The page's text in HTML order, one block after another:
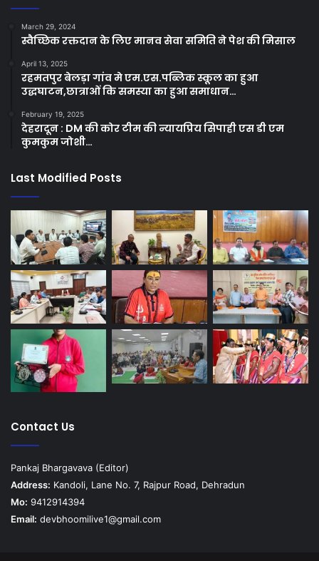
March 29, 2024
स्वैच्छिक रक्तदान के लिए मानव सेवा समिति ने पेश की मिसाल
April 13, 2025
रहमतपुर बेलड़ा गांव मे एम.एस.पब्लिक स्कूल का हुआ
उद्धघाटन,छात्राओं कि समस्या का हुआ समाधान…
February 19, 2025
देहरादून : DM की कोर टीम की न्यायप्रिय सिपाही एस डी एम
कुमकुम जोशी…
Last Modified Posts
Contact Us
Pankaj Bhargavava (Editor)
Address: Kandoli, Lane No. 7, Rajpur Road, Dehradun
Mo: 9412914394
Email: devbhoomilive1@gmail.com